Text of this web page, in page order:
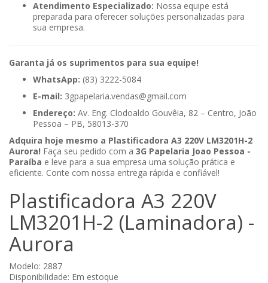
Atendimento Especializado: Nossa equipe está
preparada para oferecer soluções personalizadas para
sua empresa.
Garanta já os suprimentos para sua equipe!
WhatsApp: (83) 3222-5084
E-mail: 3gpapelaria.vendas@gmail.com
Endereço: Av. Eng. Clodoaldo Gouvêia, 82 – Centro, João
Pessoa – PB, 58013-370
Adquira hoje mesmo a Plastificadora A3 220V LM3201H-2
Aurora! Faça seu pedido com a 3G Papelaria Joao Pessoa -
Paraíba e leve para a sua empresa uma solução prática e
eficiente. Conte com nossa entrega rápida e confiável!
Plastificadora A3 220V
LM3201H-2 (Laminadora) -
Aurora
Modelo: 2887
Disponibilidade: Em estoque